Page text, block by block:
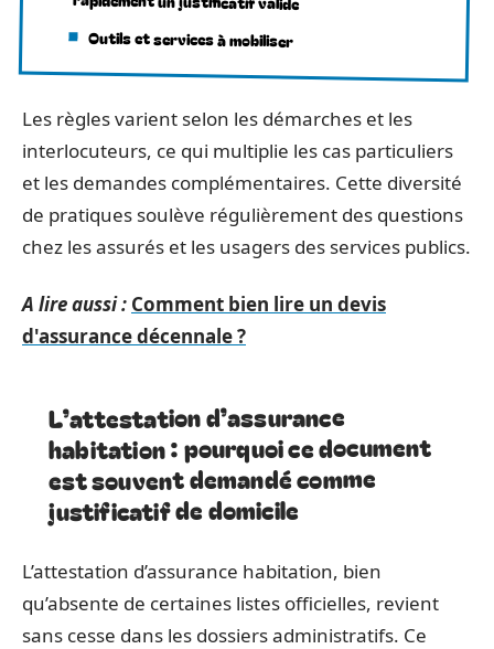
Outils et services à mobiliser
Les règles varient selon les démarches et les
interlocuteurs, ce qui multiplie les cas particuliers
et les demandes complémentaires. Cette diversité
de pratiques soulève régulièrement des questions
chez les assurés et les usagers des services publics.
A lire aussi : Comment bien lire un devis
d'assurance décennale ?
L’attestation d’assurance
habitation : pourquoi ce document
est souvent demandé comme
justificatif de domicile
L’attestation d’assurance habitation, bien
qu’absente de certaines listes officielles, revient
sans cesse dans les dossiers administratifs. Ce